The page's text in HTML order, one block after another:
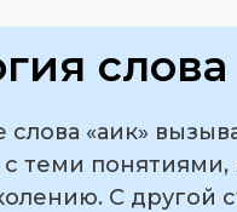
слова
«аик»
с теми
С другой